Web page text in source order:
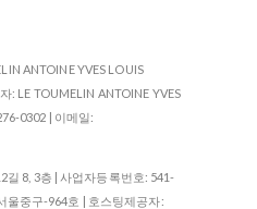
ANTOINE YVES LOUIS
: LE TOUMELIN ANTOINE YVES
0302 | 이메일:
길 8, 3층 | 사업자등록번호: 541-
울중구-964호 | 호스팅제공자: